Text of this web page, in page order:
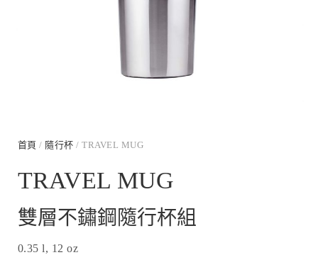
首頁 / 隨行杯 / TRAVEL MUG
TRAVEL MUG
雙層不鏽鋼隨行杯組
0.35 l, 12 oz